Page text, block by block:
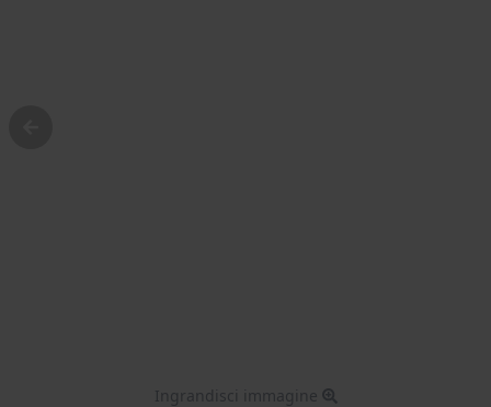
Ingrandisci immagine